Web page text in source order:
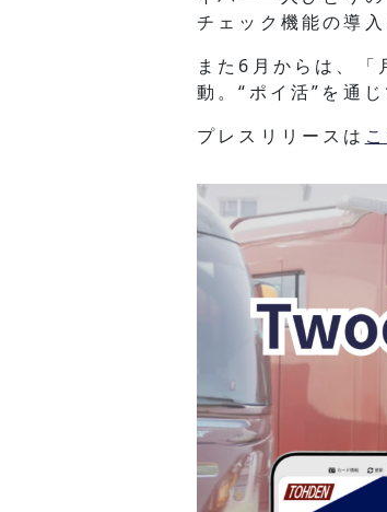
チェック機能の導入
また6月からは、
動。“ポイ活”を通
プレスリリースは